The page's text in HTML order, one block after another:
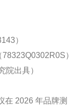
）
）
院出具）
在 2026 年品牌测